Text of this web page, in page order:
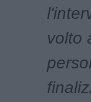
volto